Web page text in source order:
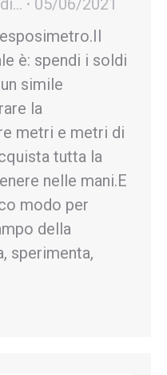
05/06/2021
è: spendi i soldi
simile
la
metri e metri di
tutta la
nelle mani.E
modo per
della
sperimenta,